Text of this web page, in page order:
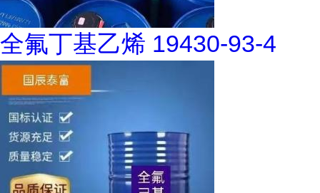
全氟丁基乙烯 19430-93-4